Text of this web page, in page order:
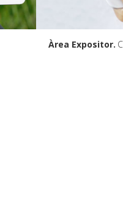
Àrea Expositor